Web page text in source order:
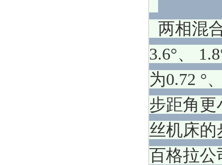
两相混
3.6°、
为0.72 °
步距角更
丝机床的
百格拉公